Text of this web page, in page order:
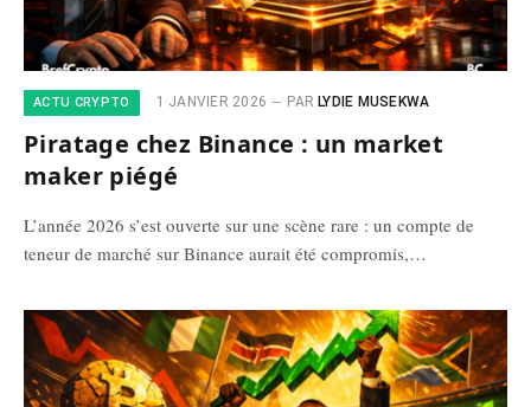
ACTU CRYPTO 1 JANVIER 2026 PAR LYDIE MUSEKWA
Piratage chez Binance : un market
maker piégé
L’année 2026 s’est ouverte sur une scène rare : un compte de
teneur de marché sur Binance aurait été compromis,…